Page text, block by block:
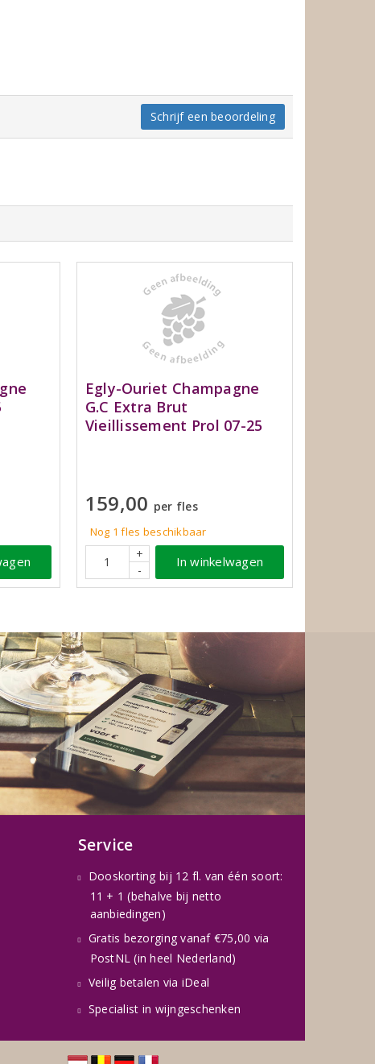
Schrijf een beoordeling
Egly-Ouriet Champagne
G.C Extra Brut
Vieillissement Prol 07-25
159,00 per fles
Nog 1 fles beschikbaar
+
-
In winkelwagen
Service
Dooskorting bij 12 fl. van één soort:
11 + 1 (behalve bij netto
aanbiedingen)
Gratis bezorging vanaf €75,00 via
PostNL (in heel Nederland)
Veilig betalen via iDeal
Specialist in wijngeschenken